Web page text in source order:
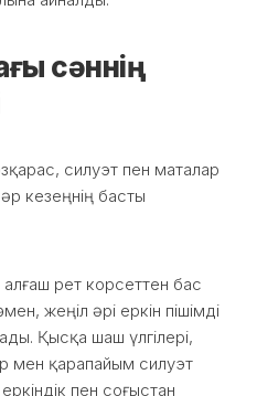
сәннің
силуэт пен маталар
кезеңнің басты
рет корсеттен бас
жеңіл әрі еркін пішімді
Қысқа шаш үлгілері,
мен қарапайым силуэт
пен соғыстан